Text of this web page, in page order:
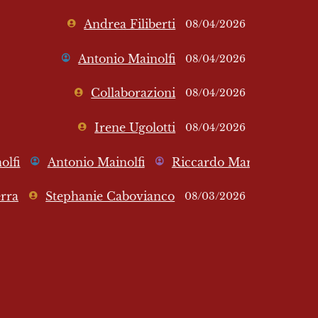
Andrea Filiberti 08/04/2026
Antonio Mainolfi 08/04/2026
Collaborazioni 08/04/2026
Irene Ugolotti 08/04/2026
Antonio Mainolfi Riccardo Maradini
Stephanie Cabovianco 08/03/2026